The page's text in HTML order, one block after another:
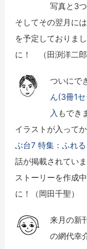
写真と3
そしてその翌月に
を予定しておりま
に！ （田渕洋二郎
ついにで
ん(3冊1セ
入 もでき
イラストが入って
ぶ台7 特集：ふれ
話が掲載されてい
ストーリーを作成
に！（岡田千聖）
来月の新
の網代幸